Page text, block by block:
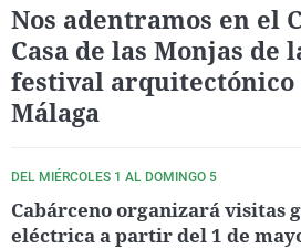
Nos adentramos en el
Casa de las Monjas de
festival arquitectónico
Málaga
DEL MIÉRCOLES 1 AL DOMINGO 5
Cabárceno organizará visitas
eléctrica a partir del 1 de